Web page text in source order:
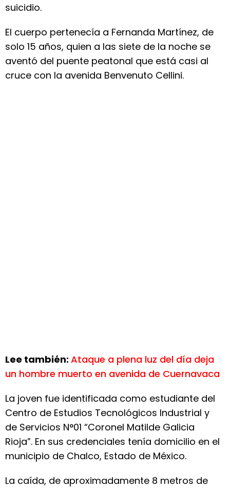
suicidio.
El cuerpo pertenecía a Fernanda Martínez, de
solo 15 años, quien a las siete de la noche se
aventó del puente peatonal que está casi al
cruce con la avenida Benvenuto Cellini.
Lee también: Ataque a plena luz del día deja
un hombre muerto en avenida de Cuernavaca
La joven fue identificada como estudiante del
Centro de Estudios Tecnológicos Industrial y
de Servicios N°01 “Coronel Matilde Galicia
Rioja”. En sus credenciales tenía domicilio en el
municipio de Chalco, Estado de México.
La caída, de aproximadamente 8 metros de